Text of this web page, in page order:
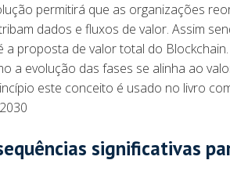
permitirá que as organizações
dados e fluxos de valor. Assim
a proposta de valor total do Blockchain.
a evolução das fases se alinha ao
este conceito é usado no livro
significativas